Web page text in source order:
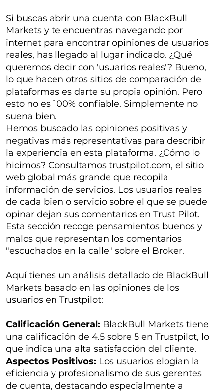
Si buscas abrir una cuenta con BlackBull
Markets y te encuentras navegando por
internet para encontrar opiniones de usuarios
reales, has llegado al lugar indicado. ¿Qué
queremos decir con 'usuarios reales'? Bueno,
lo que hacen otros sitios de comparación de
plataformas es darte su propia opinión. Pero
esto no es 100% confiable. Simplemente no
suena bien.
Hemos buscado las opiniones positivas y
negativas más representativas para describir
la experiencia en esta plataforma. ¿Cómo lo
hicimos? Consultamos trustpilot.com, el sitio
web global más grande que recopila
información de servicios. Los usuarios reales
de cada bien o servicio sobre el que se puede
opinar dejan sus comentarios en Trust Pilot.
Esta sección recoge pensamientos buenos y
malos que representan los comentarios
"escuchados en la calle" sobre el Broker.
Aquí tienes un análisis detallado de BlackBull
Markets basado en las opiniones de los
usuarios en Trustpilot:
Calificación General: BlackBull Markets tiene
una calificación de 4.5 sobre 5 en Trustpilot, lo
que indica una alta satisfacción del cliente.
Aspectos Positivos: Los usuarios elogian la
eficiencia y profesionalismo de sus gerentes
de cuenta, destacando especialmente a